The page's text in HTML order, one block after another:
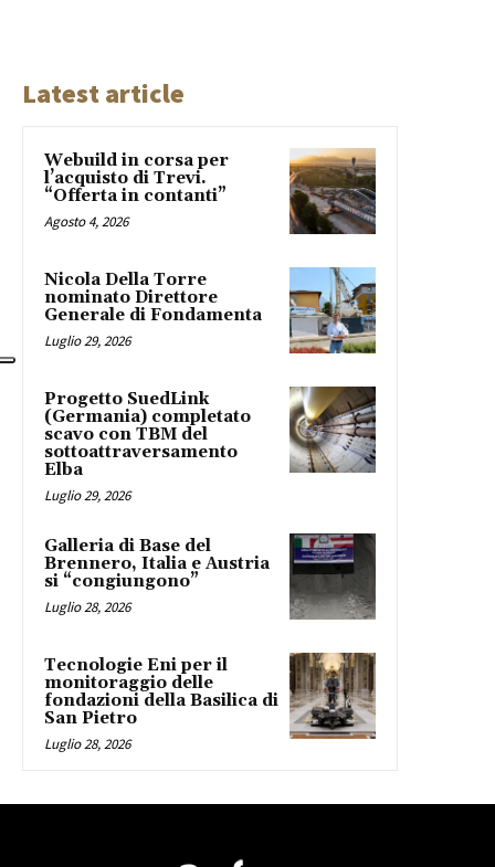
Latest article
Webuild in corsa per
l’acquisto di Trevi.
“Offerta in contanti”
Agosto 4, 2026
Nicola Della Torre
nominato Direttore
Generale di Fondamenta
Luglio 29, 2026
Progetto SuedLink
(Germania) completato
scavo con TBM del
sottoattraversamento
Elba
Luglio 29, 2026
Galleria di Base del
Brennero, Italia e Austria
si “congiungono”
Luglio 28, 2026
Tecnologie Eni per il
monitoraggio delle
fondazioni della Basilica di
San Pietro
Luglio 28, 2026